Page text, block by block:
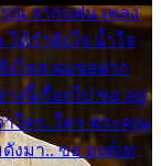
ณ จากแฟน เพลง
ให้กำลังใจ น้ำใจ
ไหล ผมขอฝาก
งนี้เรื่อยไป ขอ อยู่
าใคร..ใคร พระคุณ
งมา.. ขอ องค์เท